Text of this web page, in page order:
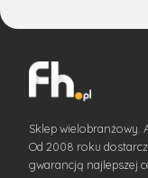
Sklep wielobranżowy.
Od 2008 roku
gwarancją najlepszej